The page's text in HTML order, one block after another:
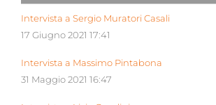
Intervista a Sergio Muratori Casali
17 Giugno 2021 17:41
Intervista a Massimo Pintabona
31 Maggio 2021 16:47